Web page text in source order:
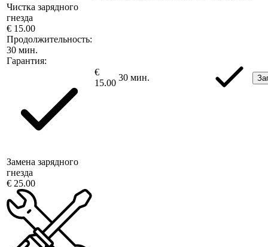
Чистка зарядного
гнезда
€ 15.00
Продолжительность:
30 мин.
Гарантия:
€
15.00
30 мин.
Замена зарядного
гнезда
€ 25.00